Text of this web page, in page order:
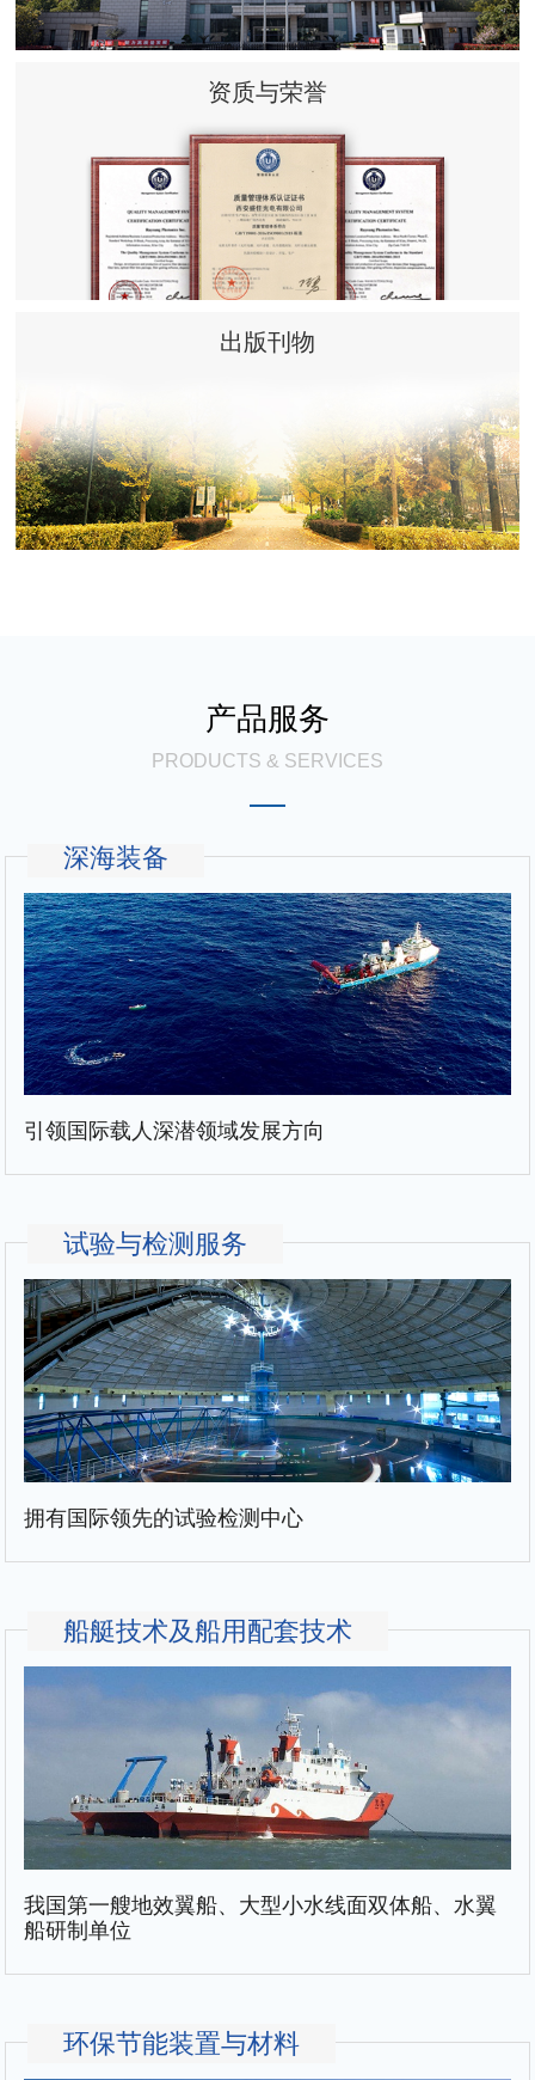
资质与荣誉
出版刊物
产品服务
PRODUCTS & SERVICES
深海装备
引领国际载人深潜领域发展方向
试验与检测服务
拥有国际领先的试验检测中心
船艇技术及船用配套技术
我国第一艘地效翼船、大型小水线面双体船、水翼
船研制单位
环保节能装置与材料